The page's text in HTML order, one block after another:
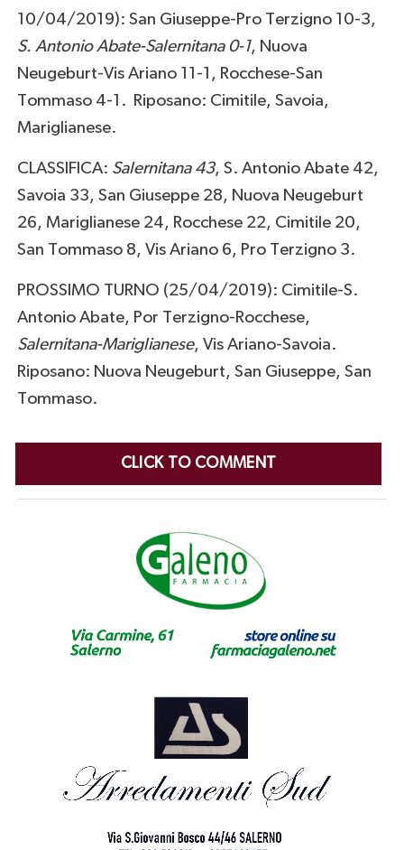
10/04/2019): San Giuseppe-Pro Terzigno 10-3,
S. Antonio Abate-Salernitana 0-1, Nuova
Neugeburt-Vis Ariano 11-1, Rocchese-San
Tommaso 4-1. Riposano: Cimitile, Savoia,
Mariglianese.
CLASSIFICA: Salernitana 43, S. Antonio Abate 42,
Savoia 33, San Giuseppe 28, Nuova Neugeburt
26, Mariglianese 24, Rocchese 22, Cimitile 20,
San Tommaso 8, Vis Ariano 6, Pro Terzigno 3.
PROSSIMO TURNO (25/04/2019): Cimitile-S.
Antonio Abate, Por Terzigno-Rocchese,
Salernitana-Mariglianese, Vis Ariano-Savoia.
Riposano: Nuova Neugeburt, San Giuseppe, San
Tommaso.
CLICK TO COMMENT